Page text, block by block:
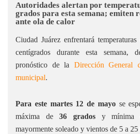
Autoridades alertan por
grados para esta semana; emiten
ante ola de calor
Ciudad Juárez enfrentará
centígrados durante esta semana,
pronóstico de la Dirección General
municipal.
Para este martes 12 de mayose
máxima de36 grados y mínima
mayormente soleado y vientos de 5 a